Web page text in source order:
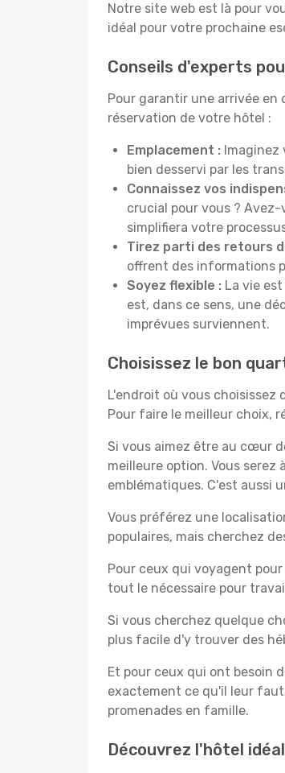
Notre site web est là pour
idéal pour votre prochaine
Conseils d'experts
Pour garantir une arrivée en
réservation de votre hôtel :
Emplacement : Imaginez
bien desservi par les
Connaissez vos
crucial pour vous ?
simplifiera votre
Tirez parti des retours
offrent des informations
Soyez flexible : La vie
est, dans ce sens, une
imprévues surviennent.
Choisissez le bon
L'endroit où vous choisissez
Pour faire le meilleur choix,
Si vous aimez être au cœur
meilleure option. Vous
emblématiques. C'est aussi
Vous préférez une
populaires, mais cherchez
Pour ceux qui voyagent
tout le nécessaire pour
Si vous cherchez quelque
plus facile d'y trouver des
Et pour ceux qui ont besoin
exactement ce qu'il leur
promenades en famille.
Découvrez l'hôtel